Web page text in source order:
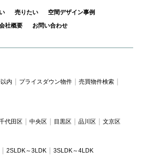
売りたい
空間デザイン事例
社概要 お問い合わせ
内 プライスダウン物件
売買物件検索
代田区 中央区 目黒区 品川区 文京区
2SLDK～3LDK 3SLDK～4LDK